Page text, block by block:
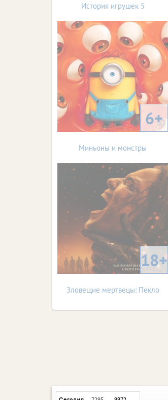
История игрушек 5
6+
Миньоны и монстры
18+
Зловещие мертвецы: Пекло